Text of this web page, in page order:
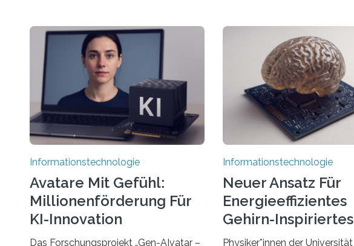
Informationstechnologie
Avatare Mit Gefühl:
Millionenförderung Für
KI-Innovation
Das Forschungsprojekt „Gen-AIvatar –
Informationstechnologie
Neuer Ansatz Für
Energieeffizientes
Gehirn-Inspiriertes
Rechnen
Physiker*innen der Universität